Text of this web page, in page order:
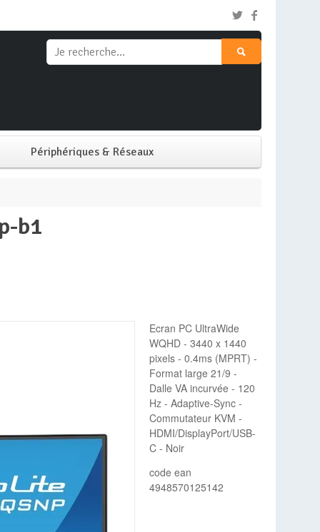
Périphériques & Réseaux
b1
Ecran PC UltraWide
WQHD - 3440 x 1440
pixels - 0.4ms (MPRT) -
Format large 21/9 -
Dalle VA incurvée - 120
Hz - Adaptive-Sync -
Commutateur KVM -
HDMI/DisplayPort/USB-
C - Noir
code ean
4948570125142